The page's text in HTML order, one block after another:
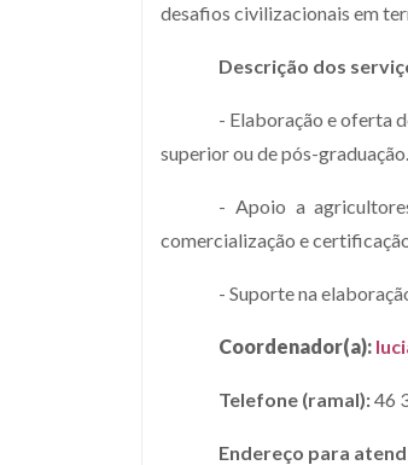
desafios civilizacionais em
Descrição dos
- Elaboração e oferta
superior ou de pós-graduação.
- Apoio a
comercialização e
- Suporte na
Coordenador(a):
Telefone (ramal):46
Endereço para